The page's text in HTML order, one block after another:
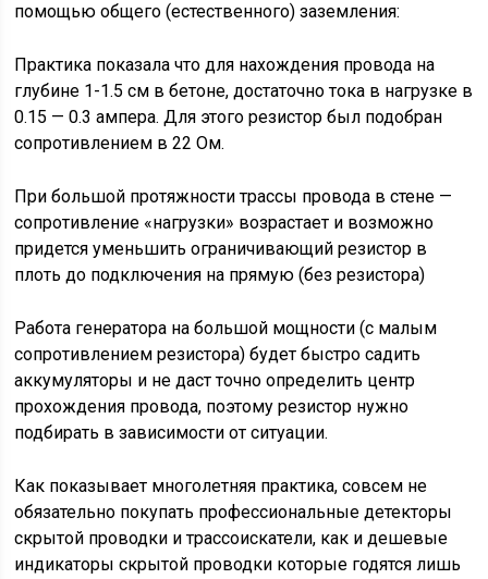
помощью общего (естественного) заземления:
Практика показала что для нахождения провода на
глубине 1-1.5 см в бетоне, достаточно тока в нагрузке в
0.15 — 0.3 ампера. Для этого резистор был подобран
сопротивлением в 22 Ом.
При большой протяжности трассы провода в стене —
сопротивление «нагрузки» возрастает и возможно
придется уменьшить ограничивающий резистор в
плоть до подключения на прямую (без резистора)
Работа генератора на большой мощности (с малым
сопротивлением резистора) будет быстро садить
аккумуляторы и не даст точно определить центр
прохождения провода, поэтому резистор нужно
подбирать в зависимости от ситуации.
Как показывает многолетняя практика, совсем не
обязательно покупать профессиональные детекторы
скрытой проводки и трассоискатели, как и дешевые
индикаторы скрытой проводки которые годятся лишь